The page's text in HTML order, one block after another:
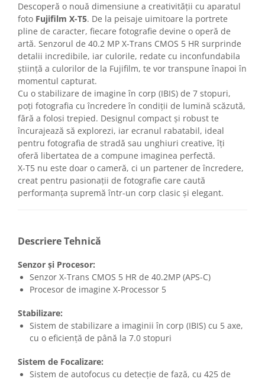
Descoperă o nouă dimensiune a creativității cu aparatul
foto Fujifilm X-T5. De la peisaje uimitoare la portrete
pline de caracter, fiecare fotografie devine o operă de
artă. Senzorul de 40.2 MP X-Trans CMOS 5 HR surprinde
detalii incredibile, iar culorile, redate cu inconfundabila
știință a culorilor de la Fujifilm, te vor transpune înapoi în
momentul capturat.
Cu o stabilizare de imagine în corp (IBIS) de 7 stopuri,
poți fotografia cu încredere în condiții de lumină scăzută,
fără a folosi trepied. Designul compact și robust te
încurajează să explorezi, iar ecranul rabatabil, ideal
pentru fotografia de stradă sau unghiuri creative, îți
oferă libertatea de a compune imaginea perfectă.
X-T5 nu este doar o cameră, ci un partener de încredere,
creat pentru pasionații de fotografie care caută
performanța supremă într-un corp clasic și elegant.
Descriere Tehnică
Senzor și Procesor:
Senzor X-Trans CMOS 5 HR de 40.2MP (APS-C)
Procesor de imagine X-Processor 5
Stabilizare:
Sistem de stabilizare a imaginii în corp (IBIS) cu 5 axe,
cu o eficiență de până la 7.0 stopuri
Sistem de Focalizare:
Sistem de autofocus cu detecție de fază, cu 425 de